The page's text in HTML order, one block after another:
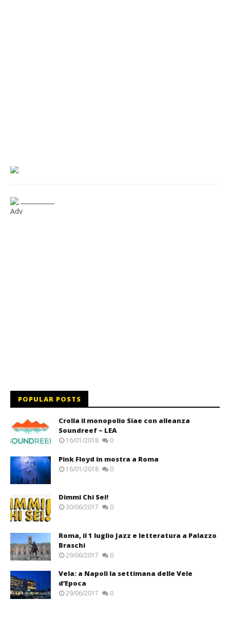
Adv
POPULAR POSTS
Crolla il monopolio Siae con alleanza
Soundreef – LEA
16/01/2018 0
Pink Floyd in mostra a Roma
16/01/2018 0
Dimmi Chi Sei!
30/06/2017 0
Roma, il 1 luglio Jazz e letteratura a Palazzo
Braschi
29/06/2017 0
Vela: a Napoli la settimana delle Vele
d’Epoca
29/06/2017 0